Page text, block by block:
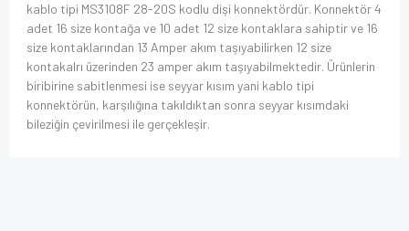
kablo tipi MS3108F 28-20S kodlu dişi konnektördür. Konnektör 4
adet 16 size kontağa ve 10 adet 12 size kontaklara sahiptir ve 16
size kontaklarından 13 Amper akım taşıyabilirken 12 size
kontakalrı üzerinden 23 amper akım taşıyabilmektedir. Ürünlerin
biribirine sabitlenmesi ise seyyar kısım yani kablo tipi
konnektörün, karşılığına takıldıktan sonra seyyar kısımdaki
bileziğin çevirilmesi ile gerçekleşir.